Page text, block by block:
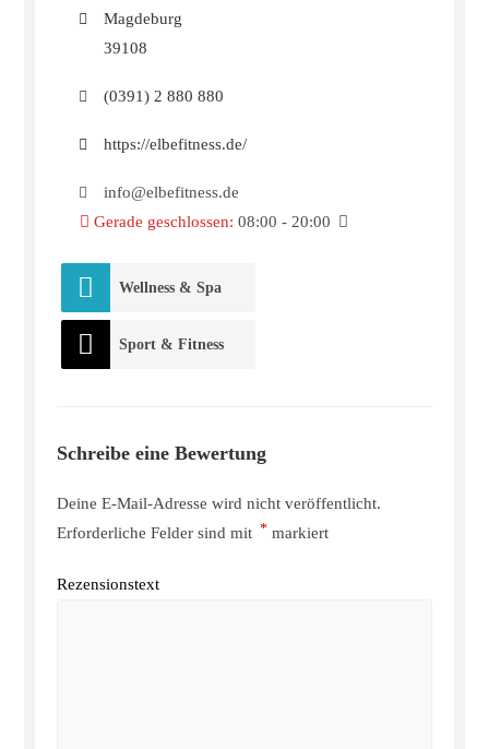
Magdeburg
39108
(0391) 2 880 880
https://elbefitness.de/
info@elbefitness.de
Gerade geschlossen: 08:00 - 20:00
Wellness & Spa
Sport & Fitness
Schreibe eine Bewertung
Deine E-Mail-Adresse wird nicht veröffentlicht.
Erforderliche Felder sind mit * markiert
Rezensionstext